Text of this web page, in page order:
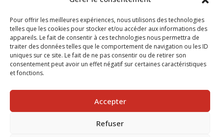
Pour offrir les meilleures expériences, nous utilisons des technologies
telles que les cookies pour stocker et/ou accéder aux informations des
appareils. Le fait de consentir à ces technologies nous permettra de
traiter des données telles que le comportement de navigation ou les ID
uniques sur ce site. Le fait de ne pas consentir ou de retirer son
consentement peut avoir un effet négatif sur certaines caractéristiques
et fonctions.
Accepter
Refuser
Samedi : Fermé
Dimanche : Fermé
© 2025 Nouvel R Formation - TOUS DROITS RÉSERVÉS -